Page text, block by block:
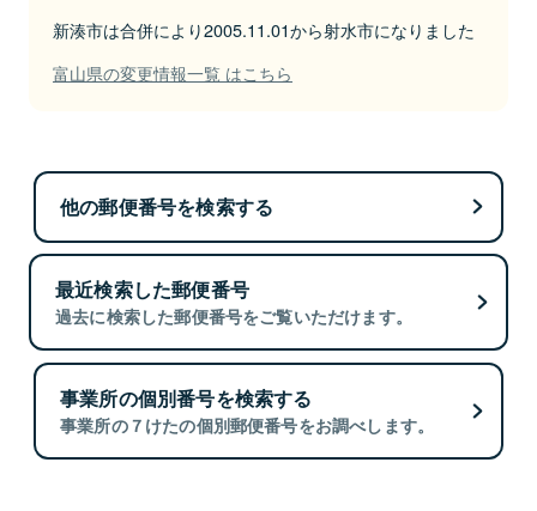
新湊市は合併により2005.11.01から射水市になりました
富山県の変更情報一覧 はこちら
他の郵便番号を検索する
最近検索した郵便番号
過去に検索した郵便番号をご覧いただけます。
事業所の個別番号を検索する
事業所の７けたの個別郵便番号をお調べします。